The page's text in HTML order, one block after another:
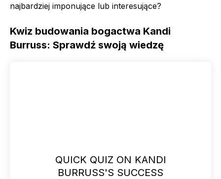
najbardziej imponujące lub interesujące?
Kwiz budowania bogactwa Kandi
Burruss: Sprawdź swoją wiedzę
QUICK QUIZ ON KANDI
BURRUSS'S SUCCESS